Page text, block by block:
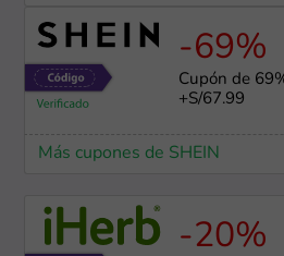
-69%
Cupón de
+S/67.99
Más cupones de SHEIN
-20%